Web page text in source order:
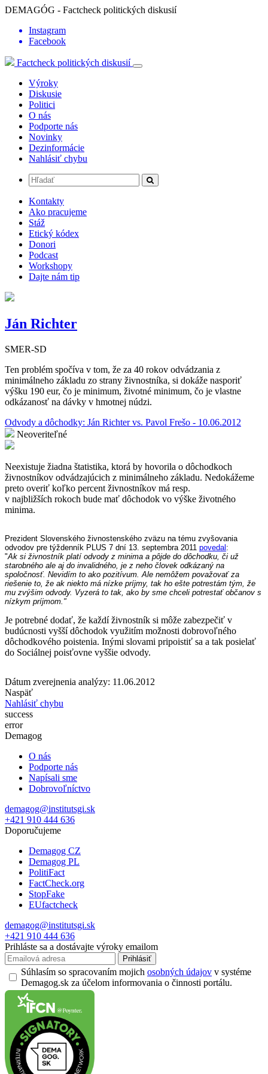
DEMAGÓG - Factcheck politických diskusií
Instagram
Facebook
Factcheck politických diskusií
Výroky
Diskusie
Politici
O nás
Podporte nás
Novinky
Dezinformácie
Nahlásiť chybu
Kontakty
Ako pracujeme
Stáž
Etický kódex
Donori
Podcast
Workshopy
Dajte nám tip
Ján Richter
SMER-SD
Ten problém spočíva v tom, že za 40 rokov odvádzania z
minimálneho základu zo strany živnostníka, si dokáže nasporiť
výšku 190 eur, čo je minimum, životné minimum, čo je vlastne
odkázanosť na dávky v hmotnej núdzi.
Odvody a dôchodky: Ján Richter vs. Pavol Frešo - 10.06.2012
Neoveriteľné
Neexistuje žiadna štatistika, ktorá by hovorila o dôchodkoch
živnostníkov odvádzajúcich z minimálneho základu. Nedokážeme
preto overiť koľko percent živnostníkov má resp.
v najbližších rokoch bude mať dôchodok vo výške životného
minima.
Prezident Slovenského živnostenského zväzu na tému zvyšovania
odvodov pre týždenník PLUS 7 dní 13. septembra 2011 povedal :
"Ak si živnostník platí odvody z minima a pôjde do dôchodku, či už
starobného ale aj do invalidného, je z neho človek odkázaný na
spoločnosť. Nevidím to ako pozitívum. Ale nemôžem považovať za
riešenie to, že ak niekto má nízke príjmy, tak ho ešte potrestám tým, že
mu zvýšim odvody. Vyzerá to tak, ako by sme chceli potrestať občanov s
nízkym príjmom."
Je potrebné dodať, že každí živnostník si môže zabezpečiť v
budúcnosti vyšší dôchodok využitím možnosti dobrovoľného
dôchodkového poistenia. Inými slovami pripoistiť sa a tak posielať
do Sociálnej poisťovne vyššie odvody.
Dátum zverejnenia analýzy: 11.06.2012
Naspäť
Nahlásiť chybu
success
error
Demagog
O nás
Podporte nás
Napísali sme
Dobrovoľníctvo
demagog@institutsgi.sk
+421 910 444 636
Doporučujeme
Demagog CZ
Demagog PL
PolitiFact
FactCheck.org
StopFake
EUfactcheck
demagog@institutsgi.sk
+421 910 444 636
Prihláste sa a dostávajte výroky emailom
Prihlásiť
Súhlasím so spracovaním mojich osobných údajov v systéme
Demagog.sk za účelom informovania o činnosti portálu.